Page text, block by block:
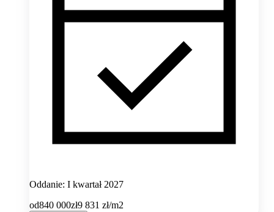
Oddanie: I kwartał 2027
od840 000zł9 831 zł/m2